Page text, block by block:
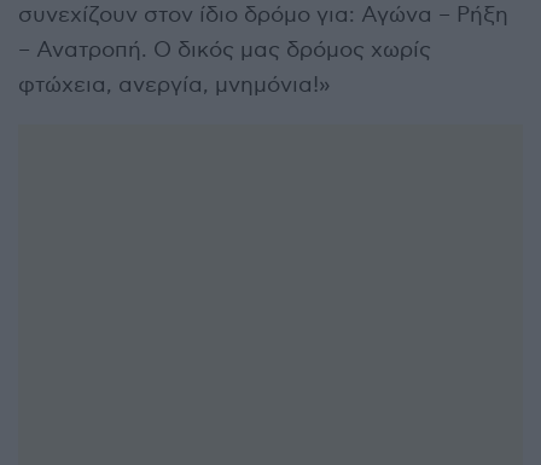
συνεχίζουν στον ίδιο δρόμο για: Αγώνα – Ρήξη
– Ανατροπή. Ο δικός μας δρόμος χωρίς
φτώχεια, ανεργία, μνημόνια!»